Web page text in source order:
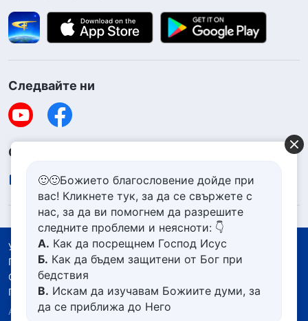
Следвайте ни
Свържете се с нас
contact.bg@godfootsteps.org
Условия за ползване
Политика за поверителност
Със съдействието на
Политика за бисквитките
Авторско право © 2026 Църквата на Всемогъщия
🙂🙂Божието благословение дойде при
вас! Кликнете тук, за да се свържете с
нас, за да ви помогнем да разрешите
следните проблеми и неясноти: 👇
А. Как да посрещнем Господ Исус
Б. Как да бъдем защитени от Бог при
бедствия
В. Искам да изучавам Божиите думи, за
да се приближа до Него